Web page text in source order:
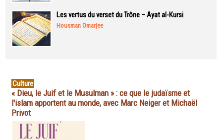
Les vertus du verset du Trône – Ayat al-Kursi
Housman Omarjee
Culture
« Dieu, le Juif et le Musulman » : ce que le judaïsme et
l'islam apportent au monde, avec Marc Neiger et Michaël
Privot